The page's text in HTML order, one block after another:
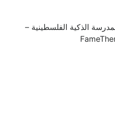
–